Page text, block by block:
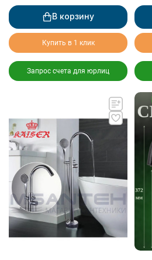
В корзину
Купить в 1 клик
Запрос счета для юрлиц